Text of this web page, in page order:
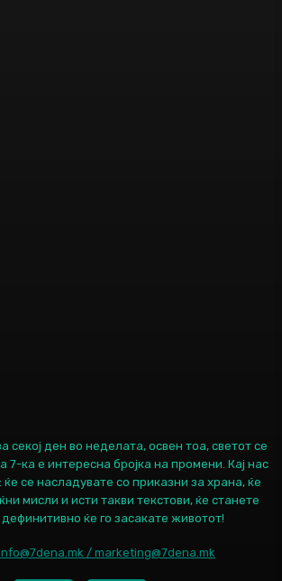
секој ден во неделата, освен тоа, светот се
7-ка е интересна бројка на промени. Кај нас
ќе се насладувате со приказни за храна, ќе
мисли и исти такви текстови, ќе станете
ќе го засакате животот!
/ marketing@7dena.mk